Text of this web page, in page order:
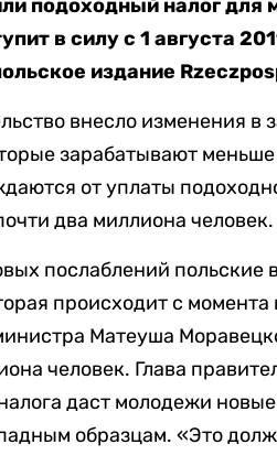
подоходный налог для
в силу с 1 августа
издание
внесло изменения в
зарабатывают
от уплаты
два миллиона человек.
послаблений польские
происходит с
Матеуша
человек. Глава
даст молодежи
образцам. «Это